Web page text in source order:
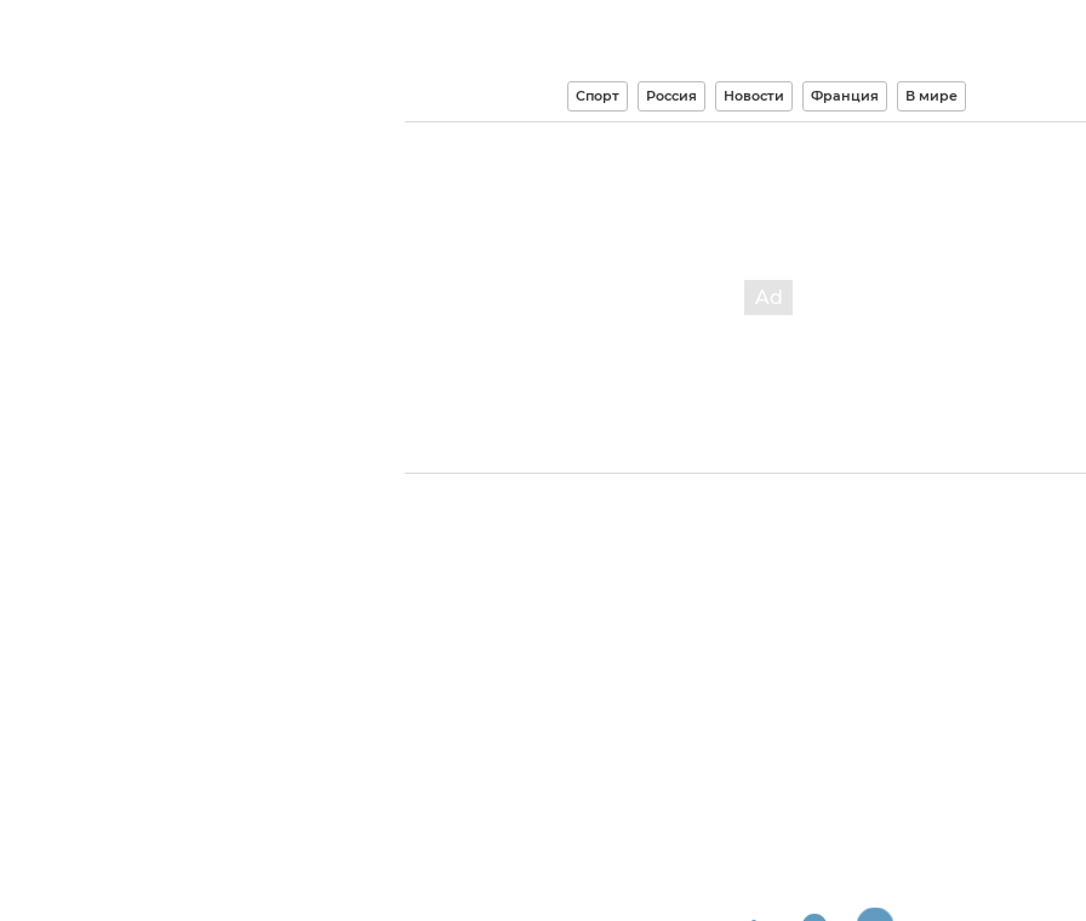
Спорт Россия Новости Франция В мире